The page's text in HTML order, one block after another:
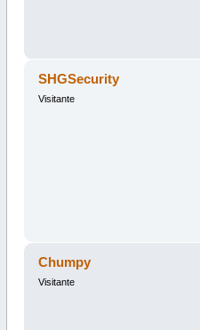
SHGSecurity
Visitante
Chumpy
Visitante